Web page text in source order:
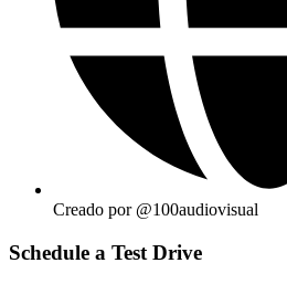
Creado por @100audiovisual
Schedule a Test Drive